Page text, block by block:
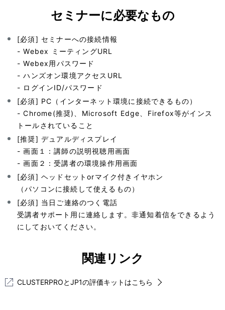
セミナーに必要なもの
[必須] セミナーへの接続情報
- Webex ミーティングURL
- Webex用パスワード
- ハンズオン環境アクセスURL
- ログインID/パスワード
[必須] PC（インターネット環境に接続できるもの）
- Chrome(推奨)、Microsoft Edge、Firefox等がインス
トールされていること
[推奨] デュアルディスプレイ
- 画面１：講師の説明視聴用画面
- 画面２：受講者の環境操作用画面
[必須] ヘッドセットorマイク付きイヤホン
（パソコンに接続して使えるもの）
[必須] 当日ご連絡のつく電話
受講者サポート用に連絡します。非通知着信をできるよう
にしておいてください。
関連リンク
CLUSTERPROとJP1の評価キットはこちら